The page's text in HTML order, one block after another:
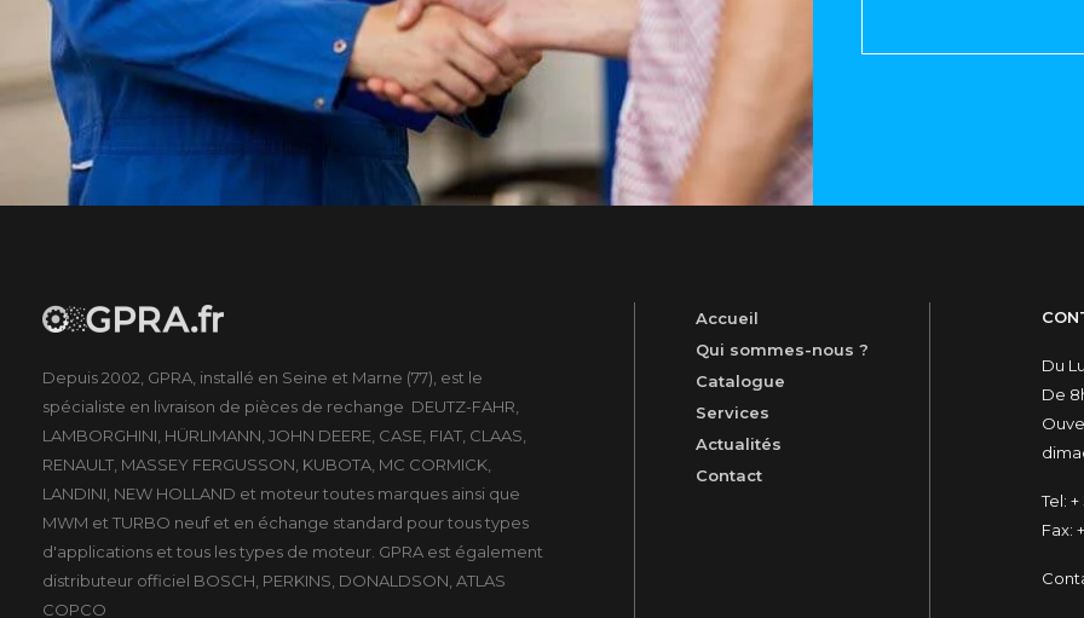
Depuis 2002, GPRA, installé en Seine et Marne (77), est le
spécialiste en livraison de pièces de rechange DEUTZ-FAHR,
LAMBORGHINI, HÜRLIMANN, JOHN DEERE, CASE, FIAT, CLAAS,
RENAULT, MASSEY FERGUSSON, KUBOTA, MC CORMICK,
LANDINI, NEW HOLLAND et moteur toutes marques ainsi que
MWM et TURBO neuf et en échange standard pour tous types
d'applications et tous les types de moteur. GPRA est également
distributeur officiel BOSCH, PERKINS, DONALDSON, ATLAS
COPCO
Accueil
Qui sommes-nous ?
Catalogue
Services
Actualités
Contact
Du
De
Tel: +
Fax: